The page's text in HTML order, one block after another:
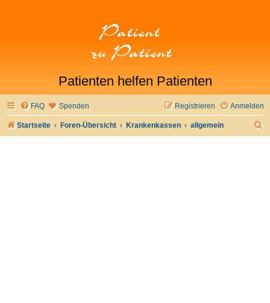
Patienten helfen Patienten
FAQ Spenden Anmelden
Registrieren
Startseite Foren-Übersicht Krankenkassen allgemein